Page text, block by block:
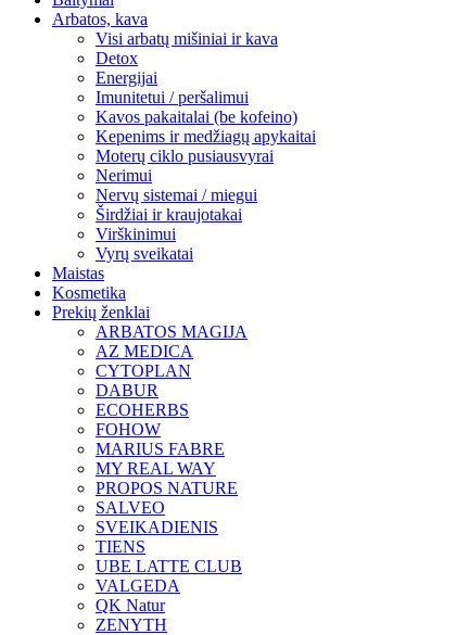
Arbatos, kava
Visi arbatų mišiniai ir kava
Detox
Energijai
Imunitetui / peršalimui
Kavos pakaitalai (be kofeino)
Kepenims ir medžiagų apykaitai
Moterų ciklo pusiausvyrai
Nerimui
Nervų sistemai / miegui
Širdžiai ir kraujotakai
Virškinimui
Vyrų sveikatai
Maistas
Kosmetika
Prekių ženklai
ARBATOS MAGIJA
AZ MEDICA
CYTOPLAN
DABUR
ECOHERBS
FOHOW
MARIUS FABRE
MY REAL WAY
PROPOS NATURE
SALVEO
SVEIKADIENIS
TIENS
UBE LATTE CLUB
VALGEDA
QK Natur
ZENYTH